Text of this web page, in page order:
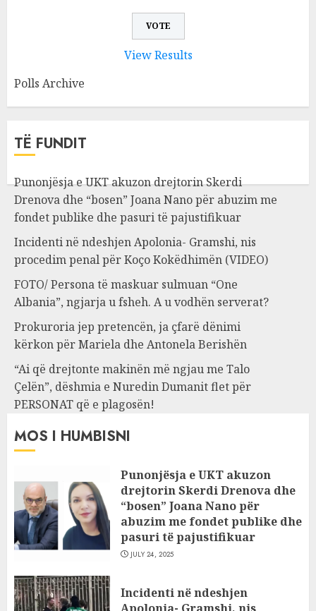
View Results
Polls Archive
TË FUNDIT
Punonjësja e UKT akuzon drejtorin Skerdi
Drenova dhe “bosen” Joana Nano për abuzim me
fondet publike dhe pasuri të pajustifikuar
Incidenti në ndeshjen Apolonia- Gramshi, nis
procedim penal për Koço Kokëdhimën (VIDEO)
FOTO/ Persona të maskuar sulmuan “One
Albania”, ngjarja u fsheh. A u vodhën serverat?
Prokuroria jep pretencën, ja çfarë dënimi
kërkon për Mariela dhe Antonela Berishën
“Ai që drejtonte makinën më ngjau me Talo
Çelën”, dëshmia e Nuredin Dumanit flet për
PERSONAT që e plagosën!
MOS I HUMBISNI
Punonjësja e UKT akuzon
drejtorin Skerdi Drenova dhe
“bosen” Joana Nano për
abuzim me fondet publike dhe
pasuri të pajustifikuar
JULY 24, 2025
Incidenti në ndeshjen